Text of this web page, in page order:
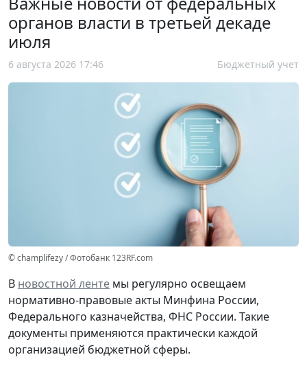
органов власти в третьей декаде
июля
6 августа 2026 17:46 Бюджетный учет
© champlifezy / Фотобанк 123RF.com
В новостной ленте мы регулярно освещаем
нормативно-правовые акты Минфина России,
Федерального казначейства, ФНС России. Такие
документы применяются практически каждой
организацией бюджетной сферы.